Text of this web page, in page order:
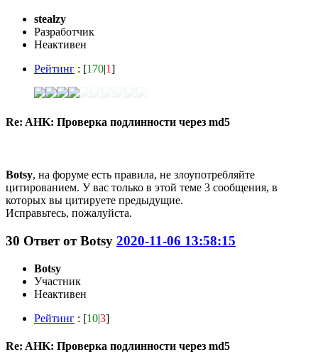
stealzy
Разработчик
Неактивен
Рейтинг : [170|1]
Re: AHK: Проверка подлинности через md5
Botsy, на форуме есть правила, не злоупотребляйте
цитированием. У вас только в этой теме 3 сообщения, в
которых вы цитируете предыдущие.
Исправьтесь, пожалуйста.
30 Ответ отBotsy 2020-11-06 13:58:15
Botsy
Участник
Неактивен
Рейтинг : [10|3]
Re: AHK: Проверка подлинности через md5